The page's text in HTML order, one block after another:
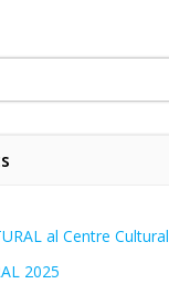
al Centre Cultural
2025